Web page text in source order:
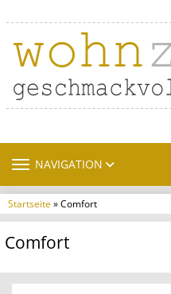
TOGGLE NAVIGATION
NAVIGATION
Startseite» Comfort
Comfort